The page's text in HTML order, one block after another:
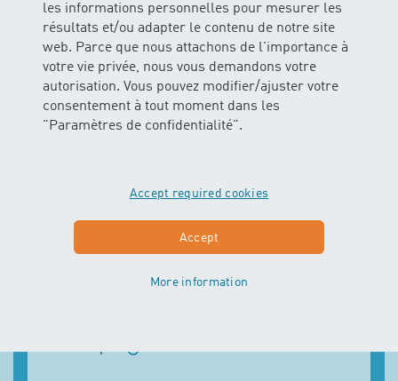
les informations personnelles pour mesurer les
résultats et/ou adapter le contenu de notre site
web. Parce que nous attachons de l'importance à
votre vie privée, nous vous demandons votre
autorisation. Vous pouvez modifier/ajuster votre
consentement à tout moment dans les
"Paramètres de confidentialité".
Accept required cookies
Accept
More information
prix:CHF 359
montre plus
CHAMPIONS 1
CHAMPIONS 1
Places libres
Âge recommandé: ab 7 Jahre